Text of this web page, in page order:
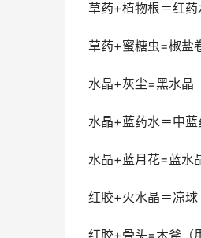
草药+植物根＝红药
草药+蜜糖虫=椒盐
水晶+灰尘=黑水晶
水晶+蓝药水＝中蓝
水晶+蓝月花=蓝水
红胶+火水晶＝凉球